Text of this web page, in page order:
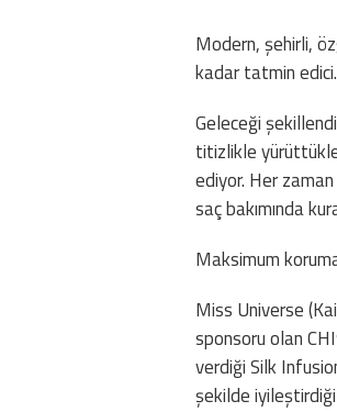
Modern, şehirli,
kadar tatmin
Geleceği
titizlikle
ediyor. Her
saç bakımında
Maksimum
Miss Universe
sponsoru olan
verdiği Silk
şekilde